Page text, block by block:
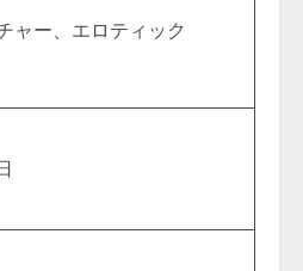
ャー、エロティック